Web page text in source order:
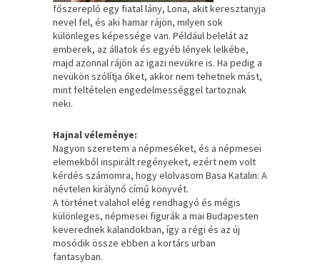
főszereplő egy fiatal lány, Lona, akit keresztanyja
nevel fel, és aki hamar rájön, milyen sok
különleges képessége van. Például belelát az
emberek, az állatok és egyéb lények lelkébe,
majd azonnal rájön az igazi nevükre is. Ha pedig a
nevükön szólítja őket, akkor nem tehetnek mást,
mint feltételen engedelmességgel tartoznak
neki.
Hajnal véleménye:
Nagyon szeretem a népmeséket, és a népmesei
elemekből inspirált regényeket, ezért nem volt
kérdés számomra, hogy elolvasom Basa Katalin: A
névtelen királynő című könyvét.
A történet valahol elég rendhagyó és mégis
különleges, népmesei figurák a mai Budapesten
keverednek kalandokban, így a régi és az új
mosódik össze ebben a kortárs urban
fantasyban.